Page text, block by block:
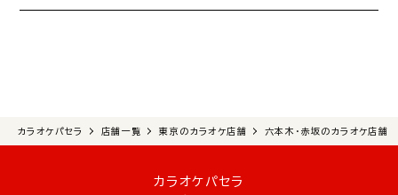
カラオケパセラ 店舗一覧 東京のカラオケ店舗 六本木・赤坂のカラオケ店舗
カラオケパセラ